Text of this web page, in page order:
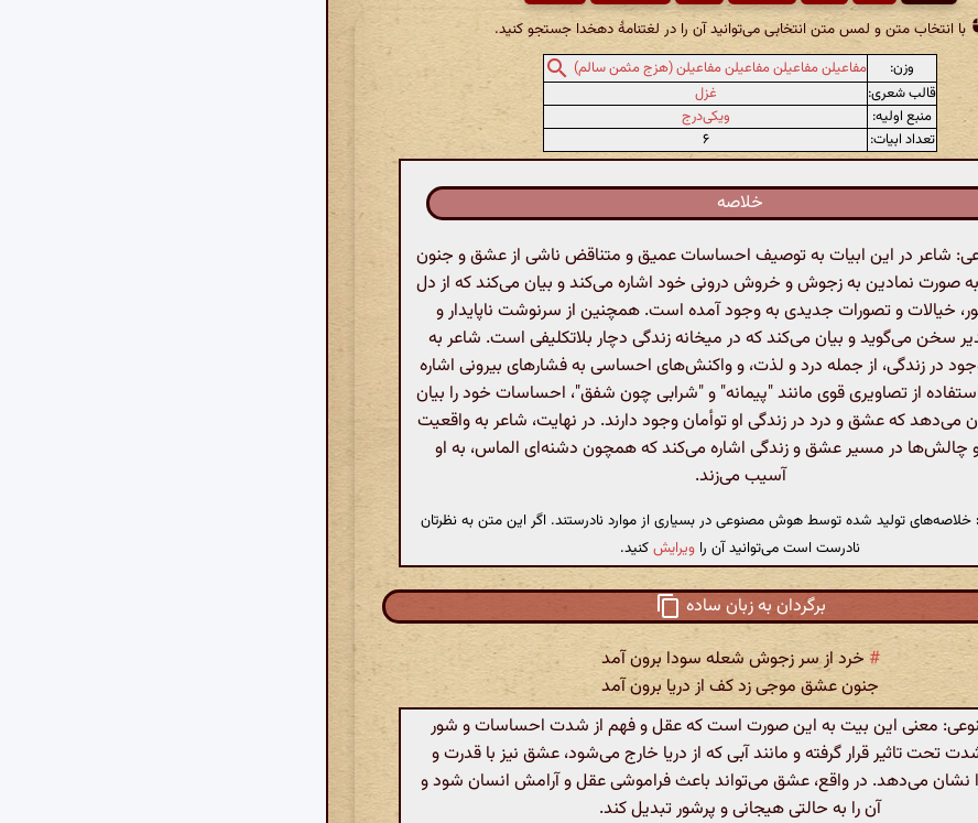
با انتخاب متن و لمس متن انتخابی می‌توانید آن را در لغتنامهٔ دهخدا جستجو کنید.
وزن:
مفاعیلن مفاعیلن مفاعیلن مفاعیلن (هزج مثمن سالم)
قالب شعری:
غزل
منبع اولیه:
ویکی‌درج
تعداد ابیات:
۶
خلاصه
شاعر در این ابیات به توصیف احساسات عمیق و متناقض ناشی از عشق و جنون
به صورت نمادین به زجوش و خروش درونی خود اشاره می‌کند و بیان می‌کند که از دل
خیالات و تصورات جدیدی به وجود آمده است. همچنین از سرنوشت ناپایدار و
سخن می‌گوید و بیان می‌کند که در میخانه زندگی دچار بلاتکلیفی است. شاعر به
در زندگی، از جمله درد و لذت، و واکنش‌های احساسی به فشارهای بیرونی اشاره
از تصاویری قوی مانند "پیمانه" و "شرابی چون شفق"، احساسات خود را بیان
می‌دهد که عشق و درد در زندگی او توأمان وجود دارند. در نهایت، شاعر به واقعیت
در مسیر عشق و زندگی اشاره می‌کند که همچون دشنه‌ای الماس، به او
آسیب می‌زند.
خلاصه‌های تولید شده توسط هوش مصنوعی در بسیاری از موارد نادرستند. اگر این متن به نظرتان
نادرست است می‌توانید آن را ویرایشکنید.
برگردان به زبان ساده
# خرد از سر زجوش شعله سودا برون آمد
جنون عشق موجی زد کف از دریا برون آمد
معنی این بیت به این صورت است که عقل و فهم از شدت احساسات و شور
تحت تاثیر قرار گرفته و مانند آبی که از دریا خارج می‌شود، عشق نیز با قدرت و
می‌دهد. در واقع، عشق می‌تواند باعث فراموشی عقل و آرامش انسان شود و
آن را به حالتی هیجانی و پرشور تبدیل کند.